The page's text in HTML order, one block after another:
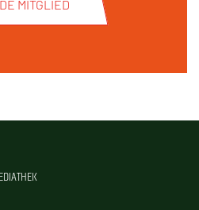
MITGLIED